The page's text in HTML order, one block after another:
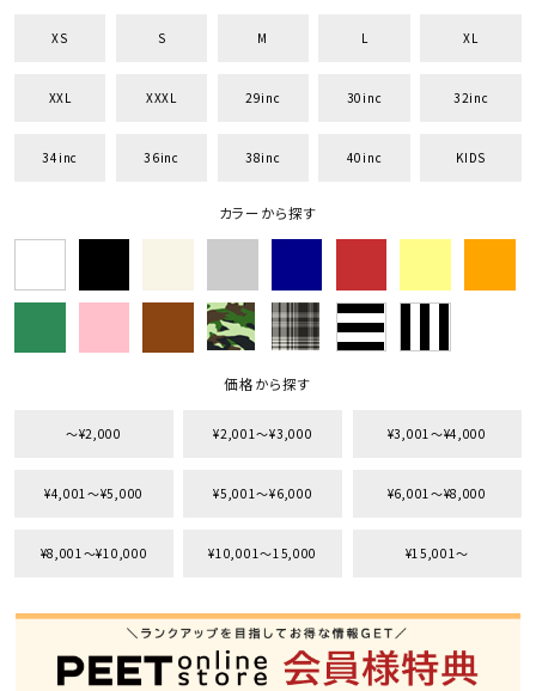
XS S M L XL
XXL XXXL 29inc 30inc 32inc
34inc 36inc 38inc 40inc KIDS
カラーから探す
価格から探す
〜¥2,000 ¥2,001〜¥3,000 ¥3,001〜¥4,000
¥4,001〜¥5,000 ¥5,001〜¥6,000 ¥6,001〜¥8,000
¥8,001〜¥10,000 ¥10,001〜15,000 ¥15,001〜